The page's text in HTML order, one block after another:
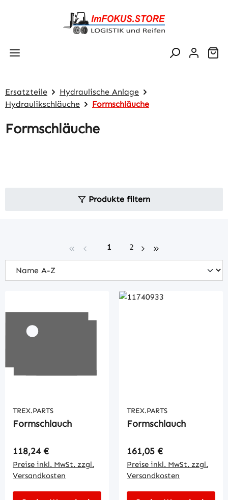
Zum Hauptinhalt springen
Ersatzteile
Hydraulische Anlage
Hydraulikschläuche
Formschläuche
Formschläuche
Produkte filtern
Seite
1 Seite
2
TREX.PARTS
Formschlauch
Regulärer Preis:
118,24 €
Preise inkl. MwSt. zzgl.
Versandkosten
TREX.PARTS
Formschlauch
Regulärer Preis:
161,05 €
Preise inkl. MwSt. zzgl.
Versandkosten